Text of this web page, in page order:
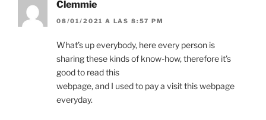
Clemmie
08/01/2021 A LAS 8:57 PM
What’s up everybody, here every person is
sharing these kinds of know-how, therefore it’s
good to read this
webpage, and I used to pay a visit this webpage
everyday.